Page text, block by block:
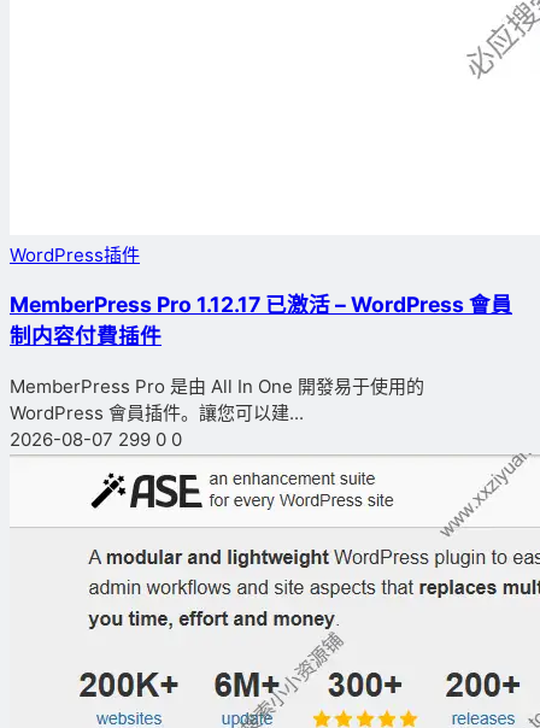
WordPress插件
MemberPress Pro 1.12.17 已激活 – WordPress 會員
制内容付費插件
MemberPress Pro 是由 All In One 開發易于使用的
WordPress 會員插件。讓您可以建...
2026-08-07 299 0 0